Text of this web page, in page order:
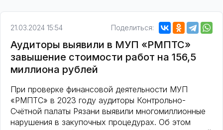
21.03.2024 15:54 Поделиться:
Аудиторы выявили в МУП «РМПТС»
завышение стоимости работ на 156,5
миллиона рублей
При проверке финансовой деятельности МУП
«РМПТС» в 2023 году аудиторы Контрольно-
Счётной палаты Рязани выявили многомиллионные
нарушения в закупочных процедурах. Об этом